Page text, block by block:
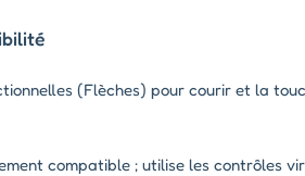
(Flèches) pour courir et la
compatible ; utilise les contrôles